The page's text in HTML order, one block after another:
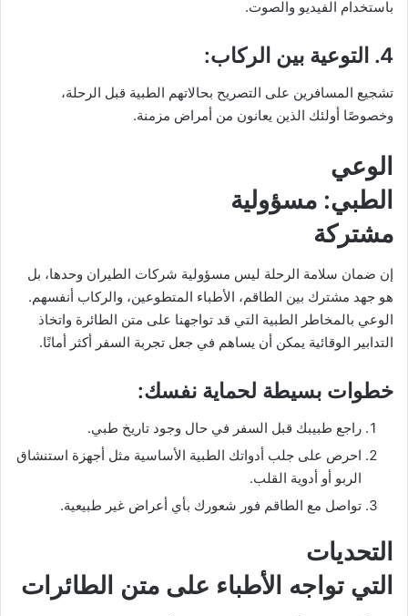
باستخدام الفيديو والصوت.
4. التوعية بين الركاب:
تشجيع المسافرين على التصريح بحالاتهم الطبية قبل الرحلة،
وخصوصًا أولئك الذين يعانون من أمراض مزمنة.
الوعي
الطبي: مسؤولية
مشتركة
إن ضمان سلامة الرحلة ليس مسؤولية شركات الطيران وحدها، بل
هو جهد مشترك بين الطاقم، الأطباء المتطوعين، والركاب أنفسهم.
الوعي بالمخاطر الطبية التي قد تواجهنا على متن الطائرة واتخاذ
التدابير الوقائية يمكن أن يساهم في جعل تجربة السفر أكثر أمانًا.
خطوات بسيطة لحماية نفسك:
راجع طبيبك قبل السفر في حال وجود تاريخ طبي.
احرص على جلب أدواتك الطبية الأساسية مثل أجهزة استنشاق
الربو أو أدوية القلب.
تواصل مع الطاقم فور شعورك بأي أعراض غير طبيعية.
التحديات
التي تواجه الأطباء على متن الطائرات